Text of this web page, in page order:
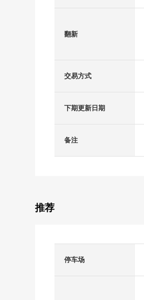
翻新
交易方式
下期更新日期
备注
推荐
停车场